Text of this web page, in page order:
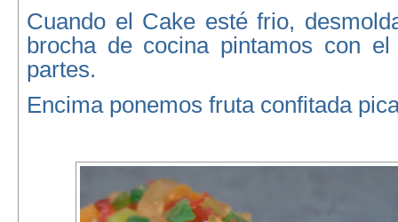
Cuando el Cake esté frio,
brocha de cocina pintamos con
partes.
Encima ponemos fruta confitada